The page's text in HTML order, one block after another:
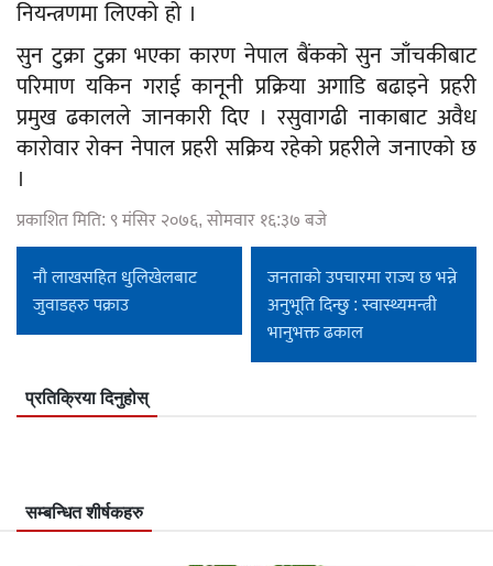
नियन्त्रणमा लिएको हो ।
सुन टुक्रा टुक्रा भएका कारण नेपाल बैंकको सुन जाँचकीबाट
परिमाण यकिन गराई कानूनी प्रक्रिया अगाडि बढाइने प्रहरी
प्रमुख ढकालले जानकारी दिए । रसुवागढी नाकाबाट अवैध
कारोवार रोक्न नेपाल प्रहरी सक्रिय रहेको प्रहरीले जनाएको छ
।
प्रकाशित मिति: ९ मंसिर २०७६, सोमवार १६:३७ बजे
नौ लाखसहित धुलिखेलबाट
जुवाडहरु पक्राउ
जनताको उपचारमा राज्य छ भन्ने
अनुभूति दिन्छु : स्वास्थ्यमन्त्री
भानुभक्त ढकाल
प्रतिक्रिया दिनुहोस्
सम्बन्धित शीर्षकहरु